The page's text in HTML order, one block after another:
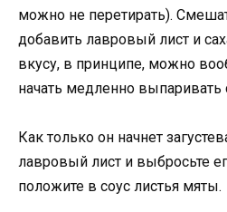
можно не перетирать).
добавить лавровый лист и
вкусу, в принципе, можно
начать медленно выпаривать
Как только он начнет
лавровый лист и выбросьте
положите в соус листья мяты.